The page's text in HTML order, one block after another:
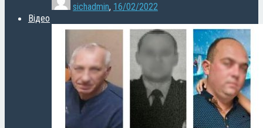
sichadmin, 16/02/2022
Відео